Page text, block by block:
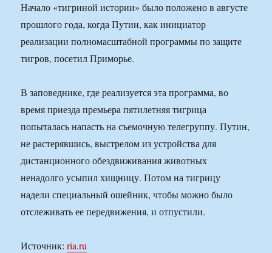
Начало «тигриной истории» было положено в августе
прошлого года, когда Путин, как инициатор
реализации полномасштабной программы по защите
тигров, посетил Приморье.
В заповеднике, где реализуется эта программа, во
время приезда премьера пятилетняя тигрица
попыталась напасть на съемочную телегруппу. Путин,
не растерявшись, выстрелом из устройства для
дистанционного обездвиживания животных
ненадолго усыпил хищницу. Потом на тигрицу
надели специальный ошейник, чтобы можно было
отслеживать ее передвижения, и отпустили.
Источник:ria.ru